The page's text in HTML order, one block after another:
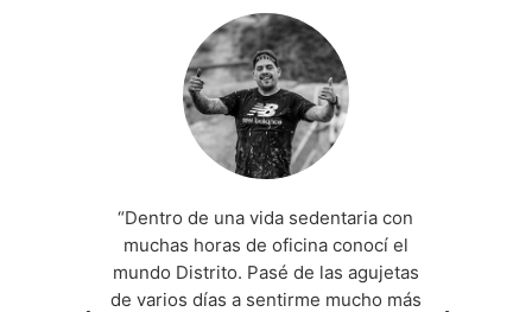
“Dentro de una vida sedentaria con
muchas horas de oficina conocí el
mundo Distrito. Pasé de las agujetas
de varios días a sentirme mucho más